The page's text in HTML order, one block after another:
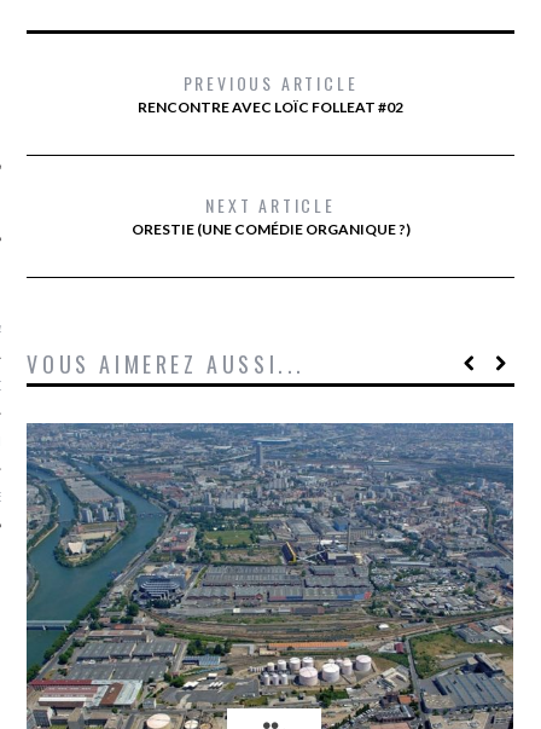
CARAVELLE
CARAVELLE
PODCAST
PREVIOUS ARTICLE
RENCONTRE AVEC LOÏC FOLLEAT #02
NEXT ARTICLE
ORESTIE (UNE COMÉDIE ORGANIQUE ?)
VOUS AIMEREZ AUSSI...